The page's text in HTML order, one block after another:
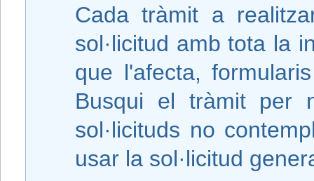
Cada tràmit a
sol·licitud amb tota la
que l'afecta,
Busqui el tràmit per
sol·licituds no
usar la sol·licitud